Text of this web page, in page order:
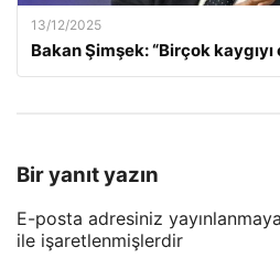
13/12/2025
Bakan Şimşek: “Birçok kaygıyı
Bir yanıt yazın
E-posta adresiniz
ile işaretlenmişlerdir